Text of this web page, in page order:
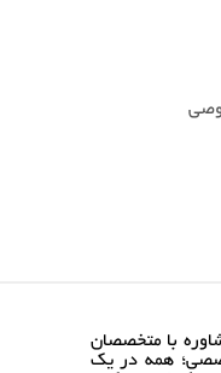
با متخصصان
همه در یک